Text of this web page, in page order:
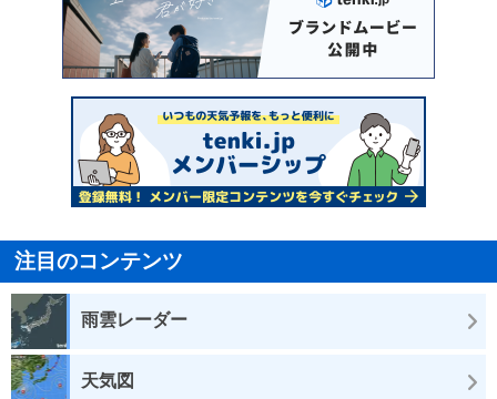
注目のコンテンツ
雨雲レーダー
天気図